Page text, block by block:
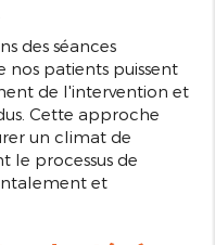
des séances
patients puissent
de l'intervention et
Cette approche
un climat de
le processus de
et